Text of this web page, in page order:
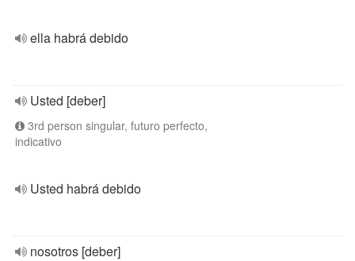
ella habrá debido
Usted [deber]
3rd person singular, futuro perfecto,
indicativo
Usted habrá debido
nosotros [deber]